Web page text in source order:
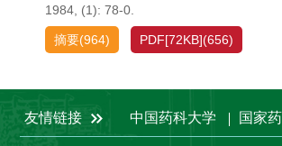
1984, (1): 78-0.
摘要(964) PDF[72KB](656)
友情链接 中国药科大学 国家